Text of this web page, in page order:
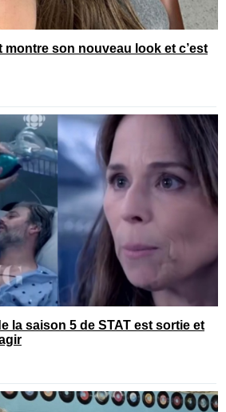
montre son nouveau look et c’est
la saison 5 de STAT est sortie et